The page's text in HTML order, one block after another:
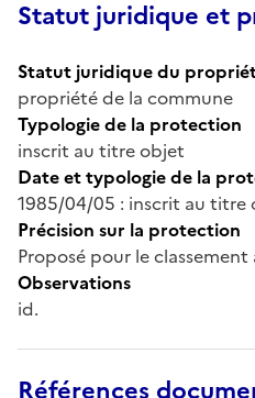
Statut juridique et
Statut juridique du
propriété de la commune
Typologie de la protection
inscrit au titre objet
Date et typologie de la
1985/04/05 : inscrit au titre
Précision sur la protection
Proposé pour le classement
Observations
id.
Références